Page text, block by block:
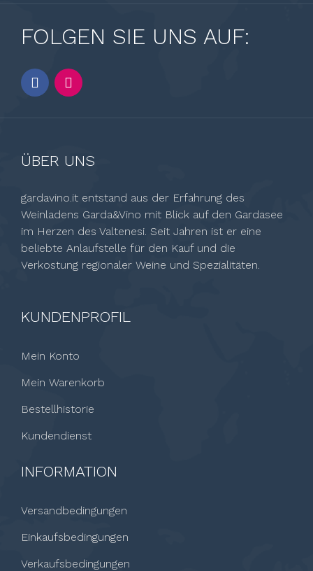
FOLGEN SIE UNS AUF:
ÜBER UNS
gardavino.it entstand aus der Erfahrung des
Weinladens Garda&Vino mit Blick auf den Gardasee
im Herzen des Valtenesi. Seit Jahren ist er eine
beliebte Anlaufstelle für den Kauf und die
Verkostung regionaler Weine und Spezialitäten.
KUNDENPROFIL
Mein Konto
Mein Warenkorb
Bestellhistorie
Kundendienst
INFORMATION
Versandbedingungen
Einkaufsbedingungen
Verkaufsbedingungen